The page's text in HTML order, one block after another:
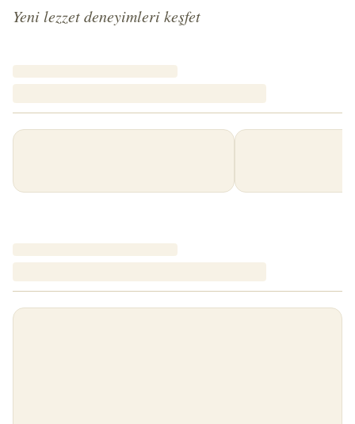
Yeni lezzet deneyimleri keşfet